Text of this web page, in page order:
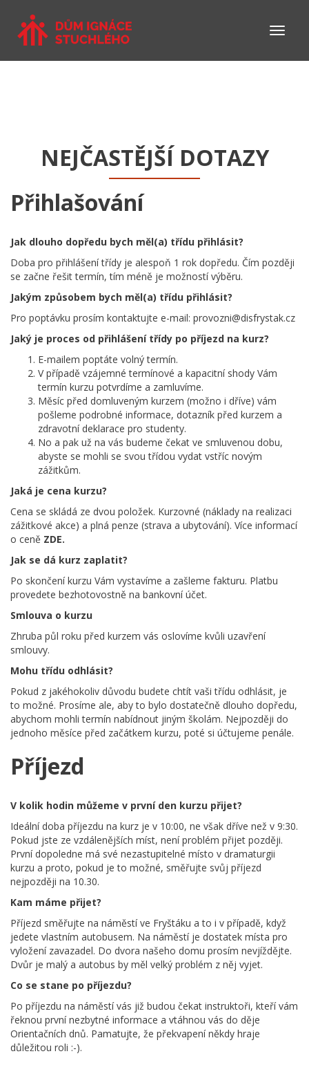
NEJČASTĚJŠÍ DOTAZY
Přihlašování
Jak dlouho dopředu bych měl(a) třídu přihlásit?
Doba pro přihlášení třídy je alespoň 1 rok dopředu. Čím později
se začne řešit termín, tím méně je možností výběru.
Jakým způsobem bych měl(a) třídu přihlásit?
Pro poptávku prosím kontaktujte e-mail: provozni@disfrystak.cz
Jaký je proces od přihlášení třídy po příjezd na kurz?
E-mailem poptáte volný termín.
V případě vzájemné termínové a kapacitní shody Vám
termín kurzu potvrdíme a zamluvíme.
Měsíc před domluveným kurzem (možno i dříve) vám
pošleme podrobné informace, dotazník před kurzem a
zdravotní deklarace pro studenty.
No a pak už na vás budeme čekat ve smluvenou dobu,
abyste se mohli se svou třídou vydat vstříc novým
zážitkům.
Jaká je cena kurzu?
Cena se skládá ze dvou položek. Kurzovné (náklady na realizaci
zážitkové akce) a plná penze (strava a ubytování). Více informací
o ceně ZDE.
Jak se dá kurz zaplatit?
Po skončení kurzu Vám vystavíme a zašleme fakturu. Platbu
provedete bezhotovostně na bankovní účet.
Smlouva o kurzu
Zhruba půl roku před kurzem vás oslovíme kvůli uzavření
smlouvy.
Mohu třídu odhlásit?
Pokud z jakéhokoliv důvodu budete chtít vaši třídu odhlásit, je
to možné. Prosíme ale, aby to bylo dostatečně dlouho dopředu,
abychom mohli termín nabídnout jiným školám. Nejpozději do
jednoho měsíce před začátkem kurzu, poté si účtujeme penále.
Příjezd
V kolik hodin můžeme v první den kurzu přijet?
Ideální doba příjezdu na kurz je v 10:00, ne však dříve než v 9:30.
Pokud jste ze vzdálenějších míst, není problém přijet později.
První dopoledne má své nezastupitelné místo v dramaturgii
kurzu a proto, pokud je to možné, směřujte svůj příjezd
nejpozději na 10.30.
Kam máme přijet?
Příjezd směřujte na náměstí ve Fryštáku a to i v případě, když
jedete vlastním autobusem. Na náměstí je dostatek místa pro
vyložení zavazadel. Do dvora našeho domu prosím nevjíždějte.
Dvůr je malý a autobus by měl velký problém z něj vyjet.
Co se stane po příjezdu?
Po příjezdu na náměstí vás již budou čekat instruktoři, kteří vám
řeknou první nezbytné informace a vtáhnou vás do děje
Orientačních dnů. Pamatujte, že překvapení někdy hraje
důležitou roli :-).